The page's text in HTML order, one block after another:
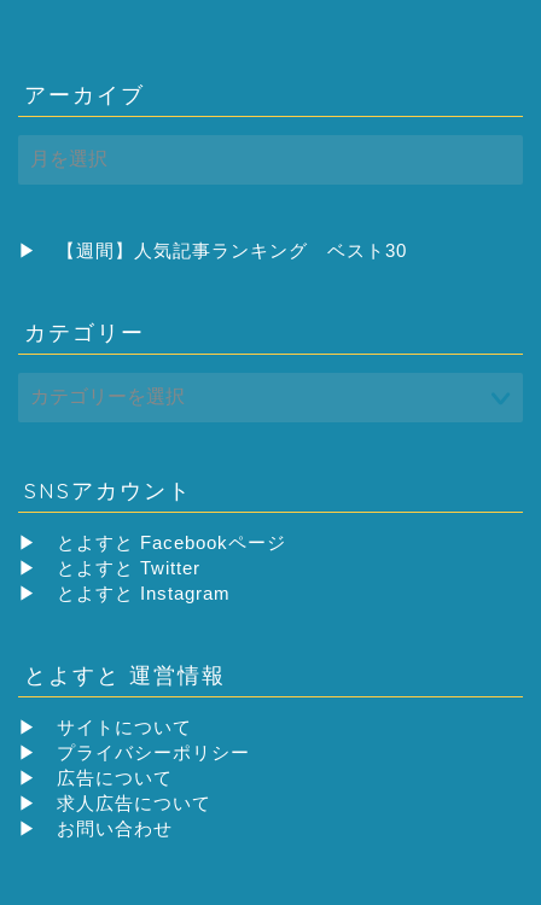
アーカイブ
ー
ブ
▶ 【週間】人気記事ランキング ベスト30
カテゴリー
SNSアカウント
▶
とよすと Facebookページ
▶
とよすと Twitter
▶
とよすと Instagram
とよすと 運営情報
▶ サイトについて
▶ プライバシーポリシー
▶ 広告について
▶ 求人広告について
▶ お問い合わせ